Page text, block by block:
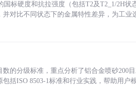
国标硬度和抗拉强度（包括T2及T2_1/2H状
对比不同状态下的金属特性差异，为工业
的分级标准，重点分析了铝合金喷砂200
括ISO 8503-1标准和行业实践，帮助用户